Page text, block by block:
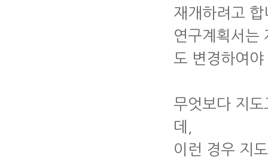
재개하려고 합
연구계획서는
도 변경하여
무엇보다 지
데,
이런 경우 지